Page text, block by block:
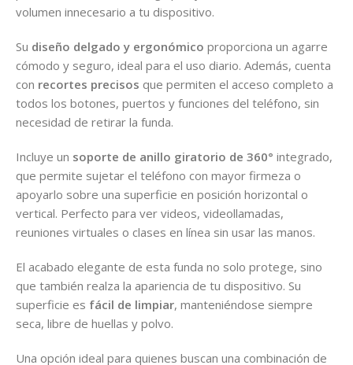
volumen innecesario a tu dispositivo.
Su diseño delgado y ergonómico proporciona un agarre
cómodo y seguro, ideal para el uso diario. Además, cuenta
con recortes precisos que permiten el acceso completo a
todos los botones, puertos y funciones del teléfono, sin
necesidad de retirar la funda.
Incluye un soporte de anillo giratorio de 360° integrado,
que permite sujetar el teléfono con mayor firmeza o
apoyarlo sobre una superficie en posición horizontal o
vertical. Perfecto para ver videos, videollamadas,
reuniones virtuales o clases en línea sin usar las manos.
El acabado elegante de esta funda no solo protege, sino
que también realza la apariencia de tu dispositivo. Su
superficie es fácil de limpiar, manteniéndose siempre
seca, libre de huellas y polvo.
Una opción ideal para quienes buscan una combinación de